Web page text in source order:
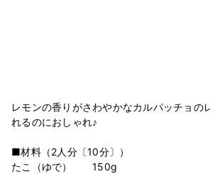
レモンの香りがさわやかなカルパッチョの
れるのにおしゃれ♪
■材料（2人分〔10分〕）
たこ（ゆで） 150g